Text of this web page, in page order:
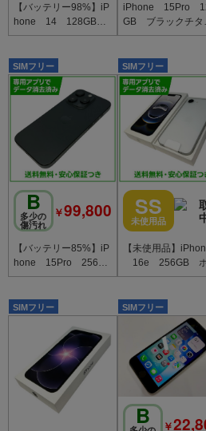
【バッテリー98%】iP
hone 14 128GB
ブルー SIMフリー
iPhone 15Pro
GB ブラックチタ
ウム SIMフリー
SIMフリー
B
多少の
傷汚れ
￥99,800
【バッテリー85%】iP
hone 15Pro 256G
B ブラックチタニウ
SIMフリー
SS
未使用品
【未使用品】
16e 256GB ホ
イト SIMフリー
SIMフリー SIMフリー
B ￥